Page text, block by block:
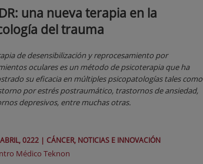
una nueva terapia en la
del trauma
de desensibilización y reprocesamiento por
oculares es un método de psicoterapia que ha
su eficacia en múltiples psicopatologías tales como
por estrés postraumático, trastornos de ansiedad,
depresivos, entre muchas otras.
ABRIL, 0222 | CÁNCER, NOTICIAS E INNOVACIÓN
Médico Teknon